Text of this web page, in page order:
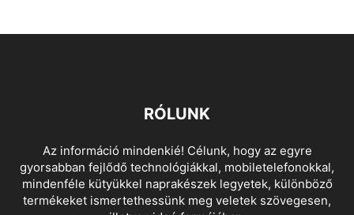
RÓLUNK
Az információ mindenkié! Célunk, hogy az egyre
gyorsabban fejlődő technológiákkal, mobiletelefonokkal,
mindenféle kütyükkel naprakészek legyetek, különböző
termékeket ismertethessünk meg veletek szövegesen,